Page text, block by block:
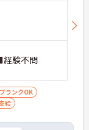
験不問
ブランクOK
給